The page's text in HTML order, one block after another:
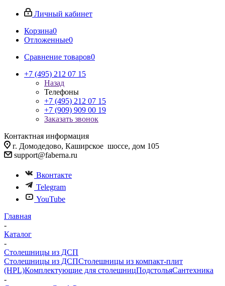
Личный кабинет
Корзина0
Отложенные0
Сравнение товаров0
+7 (495) 212 07 15
Назад
Телефоны
+7 (495) 212 07 15
+7 (909) 909 00 19
Заказать звонок
Контактная информация
г. Домодедово, Каширское шоссе, дом 105
support@faberna.ru
Вконтакте
Telegram
YouTube
Главная
-
Каталог
-
Столешницы из ДСП
Столешницы из ДСПСтолешницы из компакт-плит
(HPL)Комплектующие для столешницПодстольяСантехника
-